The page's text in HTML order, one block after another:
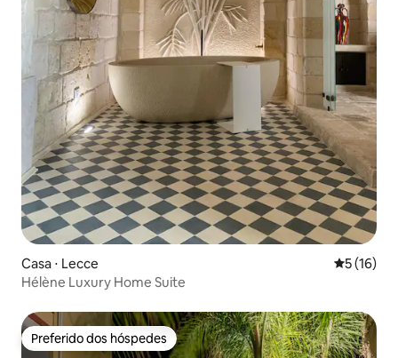
Casa ⋅ Lecce 5 de uma
5 (16)
Hélène Luxury Home Suite
Preferido dos hóspedes
Preferido dos hóspedes